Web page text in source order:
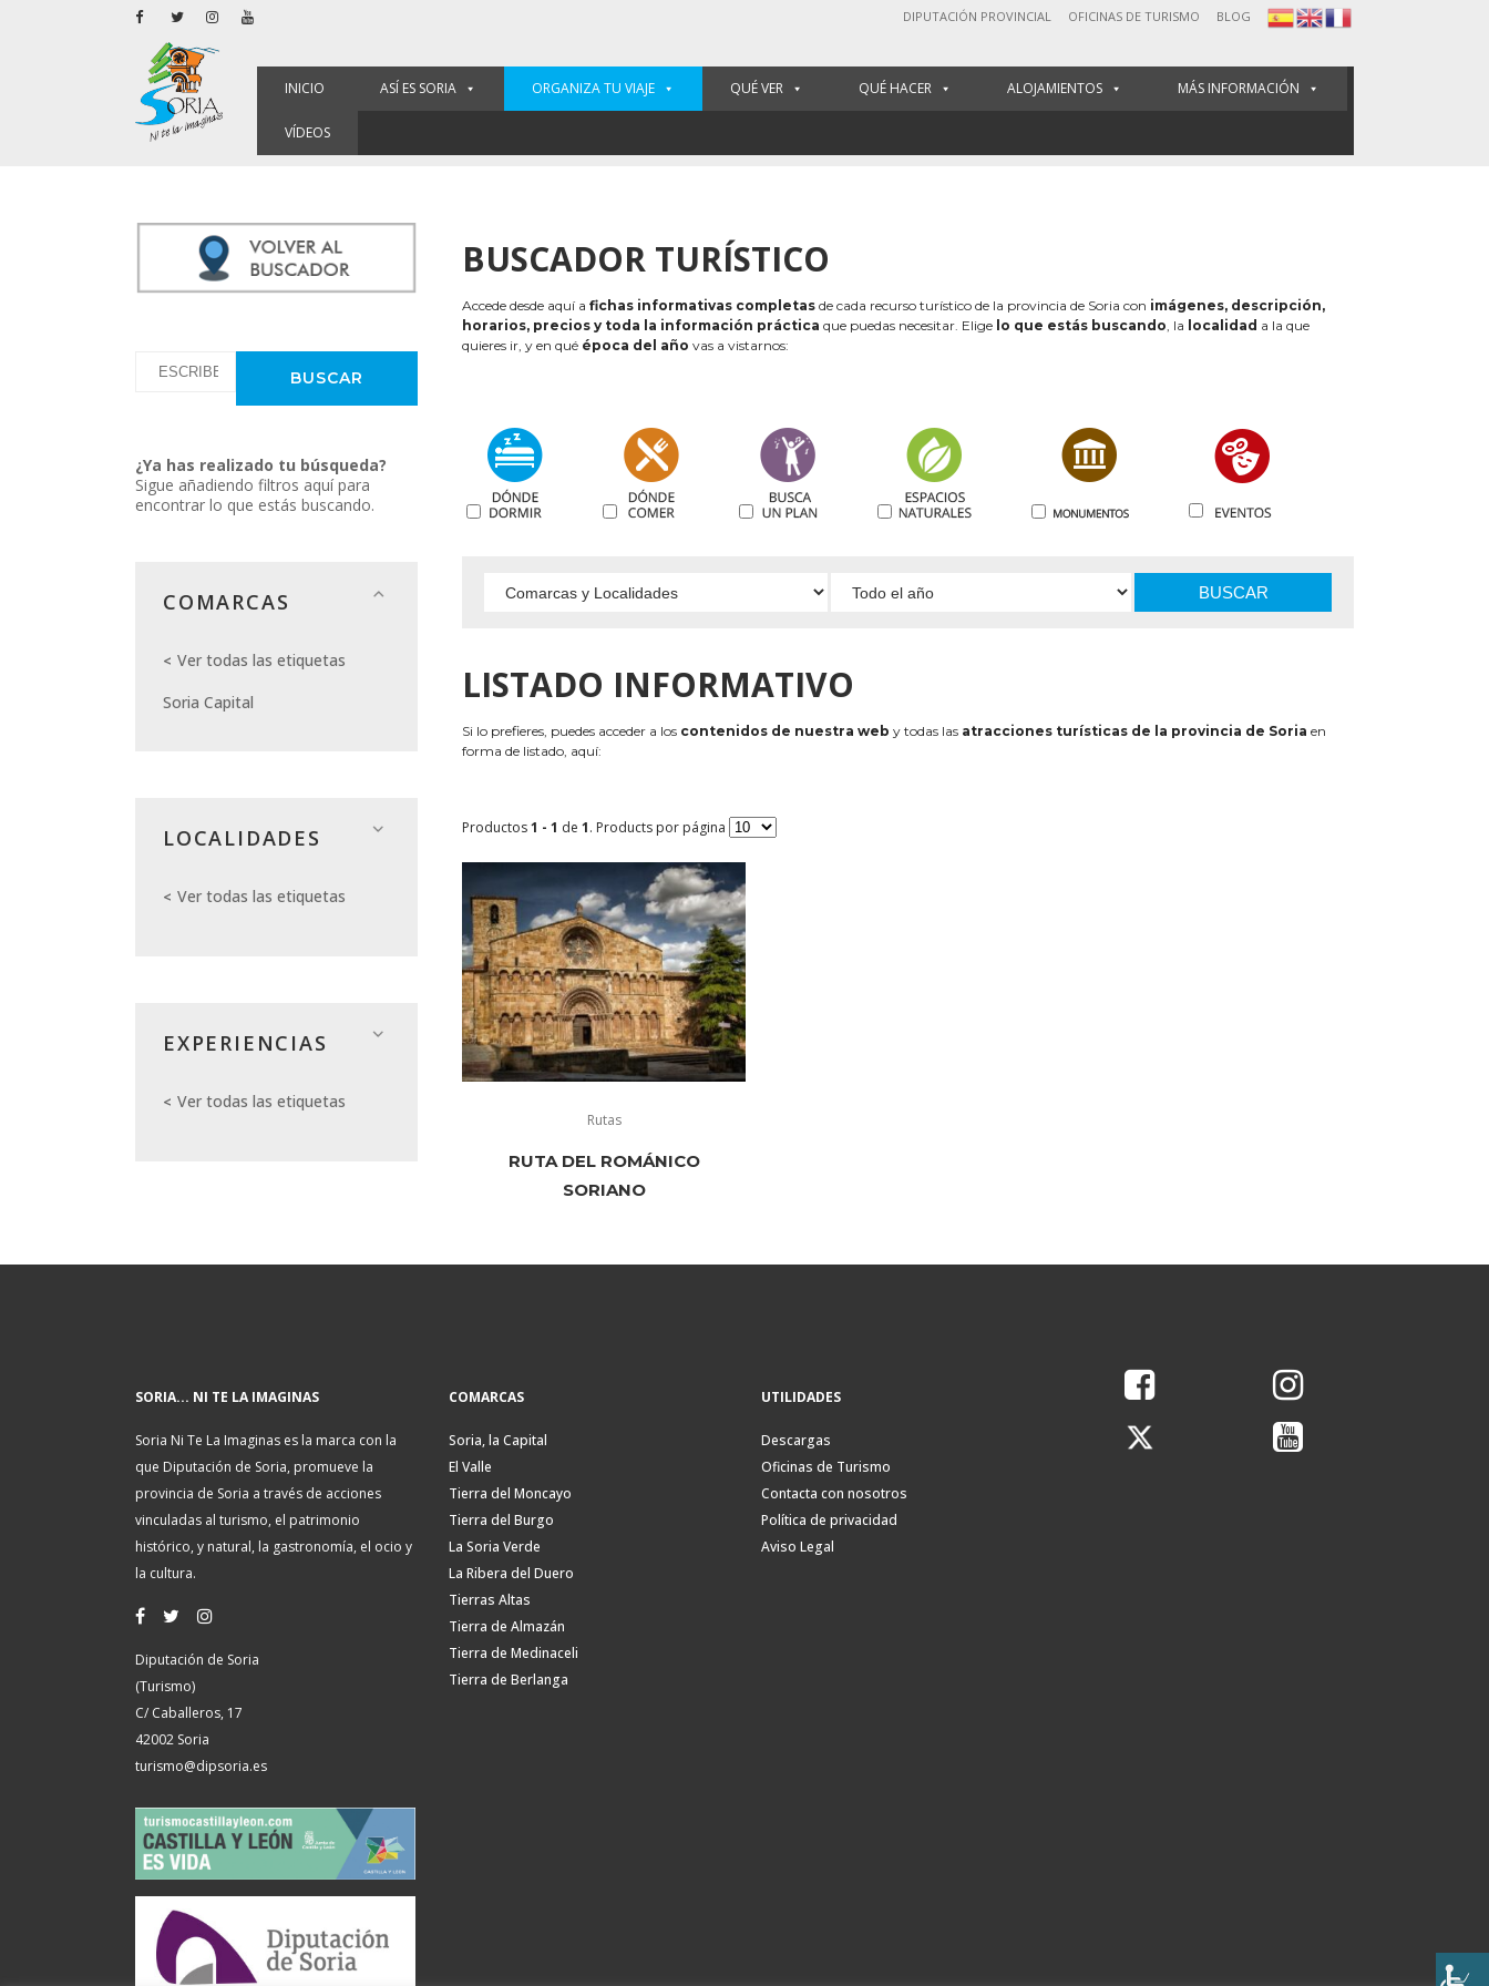
DIPUTACIÓN PROVINCIAL OFICINAS DE TURISMO BLOG
INICIO ASÍ ES SORIA ORGANIZA TU VIAJE QUÉ VER QUÉ HACER ALOJAMIENTOS MÁS INFORMACIÓN
VÍDEOS
¿Ya has realizado tu búsqueda?
Sigue añadiendo filtros aquí para
encontrar lo que estás buscando.
COMARCAS
Ver todas las etiquetas
Soria Capital
LOCALIDADES
Ver todas las etiquetas
EXPERIENCIAS
Ver todas las etiquetas
BUSCADOR TURÍSTICO
Accede desde aquí a fichas informativas completas de cada recurso turístico de la provincia de Soria con imágenes, descripción,
horarios, precios y toda la información práctica que puedas necesitar. Elige lo que estás buscando, la localidad a la que
quieres ir, y en qué época del año vas a vistarnos:
BUSCAR
LISTADO INFORMATIVO
Si lo prefieres, puedes acceder a los contenidos de nuestra web y todas las atracciones turísticas de la provincia de Soria en
forma de listado, aquí:
Productos1 - 1 de 1. Products por página
Rutas
RUTA DEL ROMÁNICO
SORIANO
SORIA... NI TE LA IMAGINAS
Soria Ni Te La Imaginas es la marca con la
que Diputación de Soria, promueve la
provincia de Soria a través de acciones
vinculadas al turismo, el patrimonio
histórico, y natural, la gastronomía, el ocio y
la cultura.
Diputación de Soria
(Turismo)
C/ Caballeros, 17
42002 Soria
turismo@dipsoria.es
COMARCAS
Soria, la Capital
El Valle
Tierra del Moncayo
Tierra del Burgo
La Soria Verde
La Ribera del Duero
Tierras Altas
Tierra de Almazán
Tierra de Medinaceli
Tierra de Berlanga
UTILIDADES
Descargas
Oficinas de Turismo
Contacta con nosotros
Política de privacidad
Aviso Legal